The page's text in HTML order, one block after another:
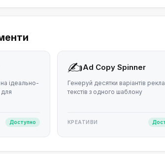
ідеально-
для
Доступно
✍️Ad Copy Spinner
Генеруй десятки варіантів
текстів з одного шаблону
КРЕАТИВИ